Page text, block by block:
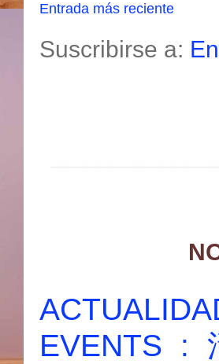
Entrada más reciente
Suscribirse a:
EVENTS :